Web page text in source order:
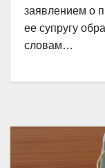
заявлением о
ее супругу
словам…